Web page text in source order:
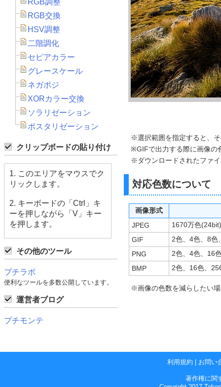
RGB調整
RGB交換
HSV調整
二階調化
セピアカラー
グレースケール
ネガポジ
XORカラー交換
ソラリゼーション
ポスタリゼーション
クリップボードの貼り付け
1. このエリアをマウスでク
リックします。
2. キーボードの「Ctrl」キ
ーを押しながら「V」キー
を押します。
その他のツール
プチラボ
便利なツールを多数公開しています。
運営者ブログ
プチモンテ
※選択範囲を指定すると、
※GIFで出力する際に画像の
※ダウンロードされたファ
対応色数について
画像形式
JPEG
1670万色(24bit)
GIF
2色、4色、8色
PNG
2色、4色、16
BMP
2色、16色、
※画像の色数を減らしたい
利用規約 お問い
著作権に関